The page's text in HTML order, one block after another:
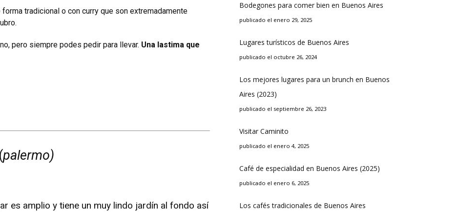
tradicional o con curry que son extremadamente
pero siempre podes pedir para llevar. Una lastima que
(palermo)
es amplio y tiene un muy lindo jardín al fondo así
Bodegones para comer bien en Buenos Aires
publicado el enero 29, 2025
Lugares turísticos de Buenos Aires
publicado el octubre 26, 2024
Los mejores lugares para un brunch en Buenos
Aires (2023)
publicado el septiembre 26, 2023
Visitar Caminito
publicado el enero 4, 2025
Café de especialidad en Buenos Aires (2025)
publicado el enero 6, 2025
Los cafés tradicionales de Buenos Aires